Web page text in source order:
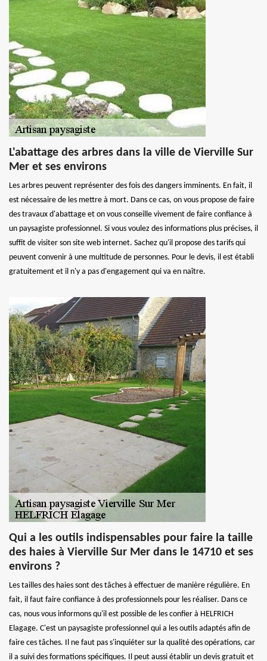
L'abattage des arbres dans la ville de Vierville Sur
Mer et ses environs
Les arbres peuvent représenter des fois des dangers imminents. En fait, il
est nécessaire de les mettre à mort. Dans ce cas, on vous propose de faire
des travaux d'abattage et on vous conseille vivement de faire confiance à
un paysagiste professionnel. Si vous voulez des informations plus précises, il
suffit de visiter son site web internet. Sachez qu'il propose des tarifs qui
peuvent convenir à une multitude de personnes. Pour le devis, il est établi
gratuitement et il n'y a pas d'engagement qui va en naître.
Qui a les outils indispensables pour faire la taille
des haies à Vierville Sur Mer dans le 14710 et ses
environs ?
Les tailles des haies sont des tâches à effectuer de manière régulière. En
fait, il faut faire confiance à des professionnels pour les réaliser. Dans ce
cas, nous vous informons qu'il est possible de les confier à HELFRICH
Elagage. C'est un paysagiste professionnel qui a les outils adaptés afin de
faire ces tâches. Il ne faut pas s'inquiéter sur la qualité des opérations, car
il a suivi des formations spécifiques. Il peut aussi établir un devis gratuit et